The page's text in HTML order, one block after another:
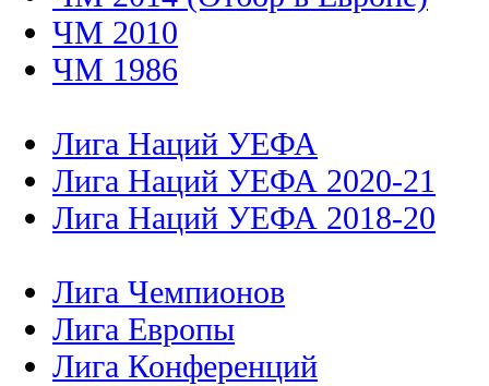
ЧМ 2010
ЧМ 1986
Лига Наций УЕФА
Лига Наций УЕФА 2020-21
Лига Наций УЕФА 2018-20
Лига Чемпионов
Лига Европы
Лига Конференций